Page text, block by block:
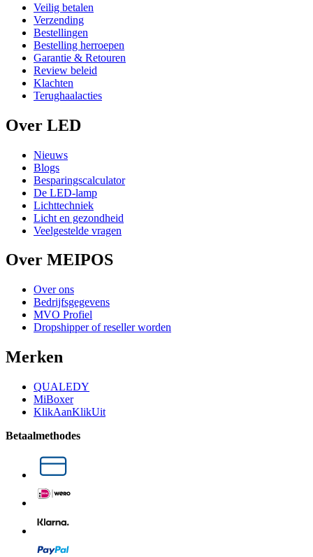
Veilig betalen
Verzending
Bestellingen
Bestelling herroepen
Garantie & Retouren
Review beleid
Klachten
Terughaalacties
Over LED
Nieuws
Blogs
Besparingscalculator
De LED-lamp
Lichttechniek
Licht en gezondheid
Veelgestelde vragen
Over MEIPOS
Over ons
Bedrijfsgegevens
MVO Profiel
Dropshipper of reseller worden
Merken
QUALEDY
MiBoxer
KlikAanKlikUit
Betaalmethodes